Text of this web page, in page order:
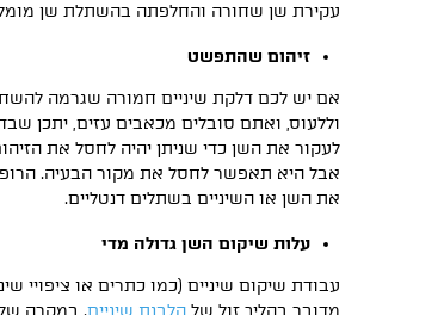
עקירת שן שחורה והחלפתה בהשתלת שן
זיהום שהתפשט
אם יש לכם דלקת שיניים חמורה שגרמה
וללעוס, ואתם סובלים מכאבים עזים, יתכן
לעקור את השן כדי שניתן יהיה לחסל את
אבל היא תאפשר לחסל את מקור הבעיה.
את השן או השיניים בשתלים דנטליים.
עלות שיקום השן גדולה מדי
עבודת שיקום שיניים (כמו כתרים או ציפויי
מדובר בהליך זול של הלבנת שיניים. במקרה של